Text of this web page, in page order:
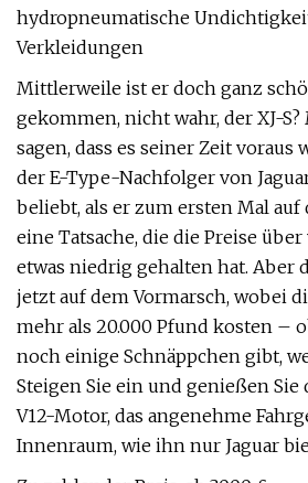
hydropneumatische
Verkleidungen
Mittlerweile ist er doch ganz
gekommen, nicht wahr, der XJ-
sagen, dass es seiner Zeit voraus
der E-Type-Nachfolger von
beliebt, als er zum ersten Mal auf
eine Tatsache, die die Preise
etwas niedrig gehalten hat. Aber
jetzt auf dem Vormarsch, wobei
mehr als 20.000 Pfund kosten –
noch einige Schnäppchen gibt,
Steigen Sie ein und genießen
V12-Motor, das angenehme
Innenraum, wie ihn nur Jaguar